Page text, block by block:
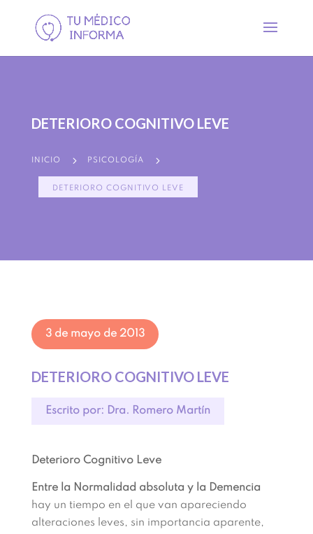
DETERIORO COGNITIVO LEVE
INICIO 5 PSICOLOGÍA 5
DETERIORO COGNITIVO LEVE
3 de mayo de 2013
DETERIORO COGNITIVO LEVE
Escrito por: Dra. Romero Martín
Deterioro Cognitivo Leve
Entre la Normalidad absoluta y la Demencia
hay un tiempo en el que van apareciendo
alteraciones leves, sin importancia aparente,